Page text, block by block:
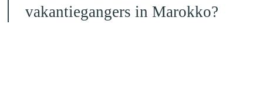
vakantiegangers in Marokko?